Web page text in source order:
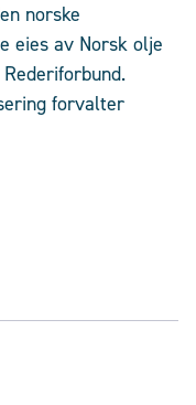
norske
eies av Norsk olje
forvalter